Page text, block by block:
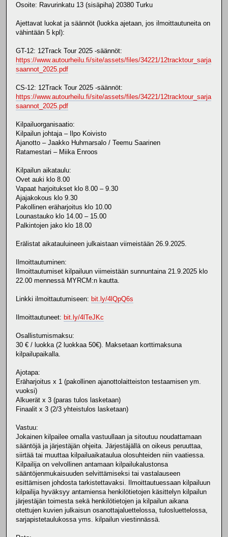
Osoite: Ravurinkatu 13 (sisäpiha) 20380 Turku
Ajettavat luokat ja säännöt (luokka ajetaan, jos ilmoittautuneita on
vähintään 5 kpl):
GT-12: 12Track Tour 2025 -säännöt:
https://www.autourheilu.fi/site/assets/files/34221/12tracktour_sarja
saannot_2025.pdf
CS-12: 12Track Tour 2025 -säännöt:
https://www.autourheilu.fi/site/assets/files/34221/12tracktour_sarja
saannot_2025.pdf
Kilpailuorganisaatio:
Kilpailun johtaja – Ilpo Koivisto
Ajanotto – Jaakko Huhmarsalo / Teemu Saarinen
Ratamestari – Miika Enroos
Kilpailun aikataulu:
Ovet auki klo 8.00
Vapaat harjoitukset klo 8.00 – 9.30
Ajajakokous klo 9.30
Pakollinen eräharjoitus klo 10.00
Lounastauko klo 14.00 – 15.00
Palkintojen jako klo 18.00
Erälistat aikatauluineen julkaistaan viimeistään 26.9.2025.
Ilmoittautuminen:
Ilmoittautumiset kilpailuun viimeistään sunnuntaina 21.9.2025 klo
22.00 mennessä MYRCM:n kautta.
Linkki ilmoittautumiseen: bit.ly/4lQpQ6s
Ilmoittautuneet: bit.ly/4lTeJKc
Osallistumismaksu:
30 € / luokka (2 luokkaa 50€). Maksetaan korttimaksuna
kilpailupaikalla.
Ajotapa:
Eräharjoitus x 1 (pakollinen ajanottolaitteiston testaamisen ym.
vuoksi)
Alkuerät x 3 (paras tulos lasketaan)
Finaalit x 3 (2/3 yhteistulos lasketaan)
Vastuu:
Jokainen kilpailee omalla vastuullaan ja sitoutuu noudattamaan
sääntöjä ja järjestäjän ohjeita. Järjestäjällä on oikeus peruuttaa,
siirtää tai muuttaa kilpailuaikataulua olosuhteiden niin vaatiessa.
Kilpailija on velvollinen antamaan kilpailukalustonsa
sääntöjenmukaisuuden selvittämiseksi tai vastalauseen
esittämisen johdosta tarkistettavaksi. Ilmoittautuessaan kilpailuun
kilpailija hyväksyy antamiensa henkilötietojen käsittelyn kilpailun
järjestäjän toimesta sekä henkilötietojen ja kilpailun aikana
otettujen kuvien julkaisun osanottajaluettelossa, tulosluettelossa,
sarjapistetaulukossa yms. kilpailun viestinnässä.